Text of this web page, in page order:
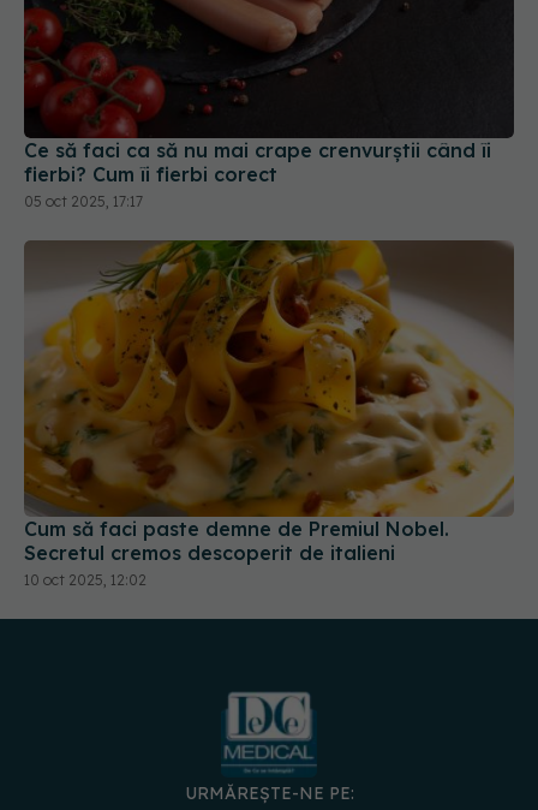
Ce să faci ca să nu mai crape crenvurștii când îi
fierbi? Cum îi fierbi corect
05 oct 2025, 17:17
Cum să faci paste demne de Premiul Nobel.
Secretul cremos descoperit de italieni
10 oct 2025, 12:02
URMĂREȘTE-NE PE: